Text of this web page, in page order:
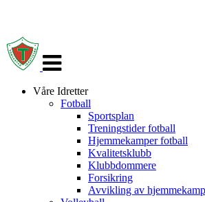
navigasjon
Våre Idretter
Fotball
Sportsplan
Treningstider fotball
Hjemmekamper fotball
Kvalitetsklubb
Klubbdommere
Forsikring
Avvikling av